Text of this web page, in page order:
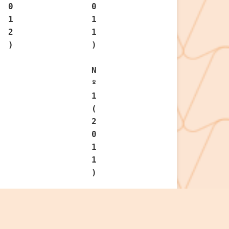
0
1
2
)
0
1
1
)
N
º
1
(
2
0
1
1
)